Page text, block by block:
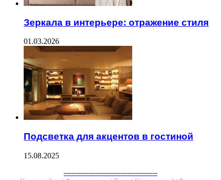
Зеркала в интерьере: отражение стиля
01.03.2026
Подсветка для акцентов в гостиной
15.08.2025
--------------------------------------